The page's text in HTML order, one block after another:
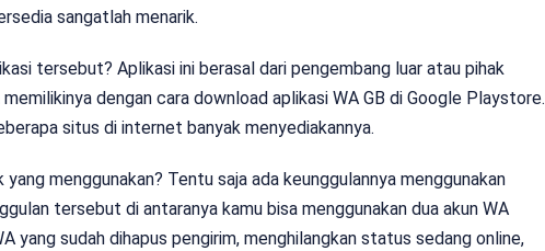
sangatlah menarik.
tersebut? Aplikasi ini berasal dari pengembang luar atau pihak
dengan cara download aplikasi WA GB di Google Playstore.
situs di internet banyak menyediakannya.
menggunakan? Tentu saja ada keunggulannya menggunakan
tersebut di antaranya kamu bisa menggunakan dua akun WA
yang sudah dihapus pengirim, menghilangkan status sedang online,